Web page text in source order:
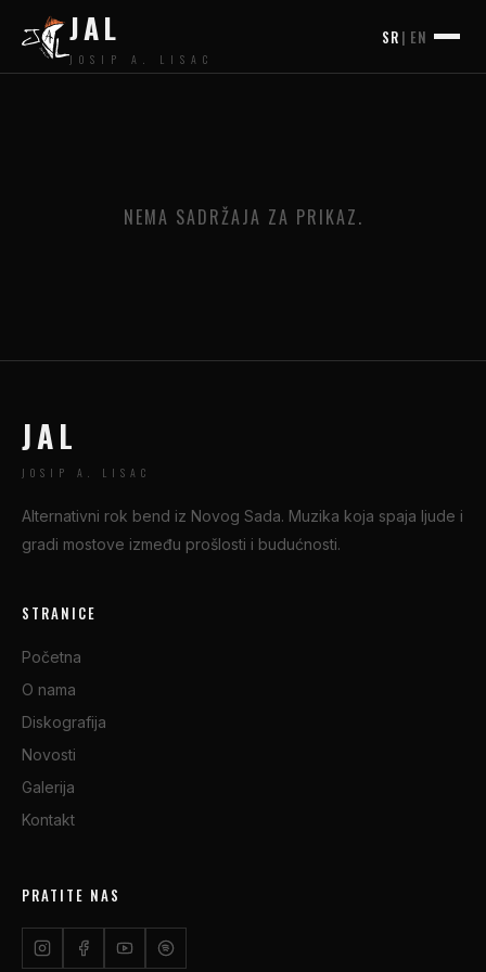
JAL
JOSIP A. LISAC
SR | EN
NEMA SADRŽAJA ZA PRIKAZ.
JAL
JOSIP A. LISAC
Alternativni rok bend iz Novog Sada. Muzika koja spaja ljude i
gradi mostove između prošlosti i budućnosti.
STRANICE
Početna
O nama
Diskografija
Novosti
Galerija
Kontakt
PRATITE NAS